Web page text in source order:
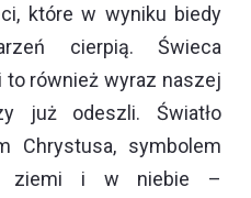
które w wyniku biedy
cierpią. Świeca
to również wyraz naszej
już odeszli. Światło
Chrystusa, symbolem
ziemi i w niebie –